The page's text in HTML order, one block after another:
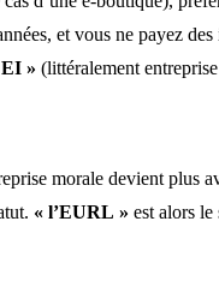
et vous ne payez
» (littéralement
morale devient plus
« l’EURL » est alors le